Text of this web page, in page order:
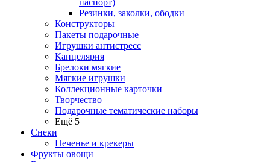
паспорт)
Резинки, заколки, ободки
Конструкторы
Пакеты подарочные
Игрушки антистресс
Канцелярия
Брелоки мягкие
Мягкие игрушки
Коллекционные карточки
Творчество
Подарочные тематические наборы
Ещё 5
Снеки
Печенье и крекеры
Фрукты овощи